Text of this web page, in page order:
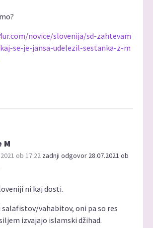
novice/slovenija/sd-zahtevam
se-je-jansa-udelezil-sestanka-z-m
M
ob 17:22 zadnji odgovor 28.07.2021 ob
ni kaj dosti.
salafistov/vahabitov, oni pa so res
izvajajo islamski džihad.